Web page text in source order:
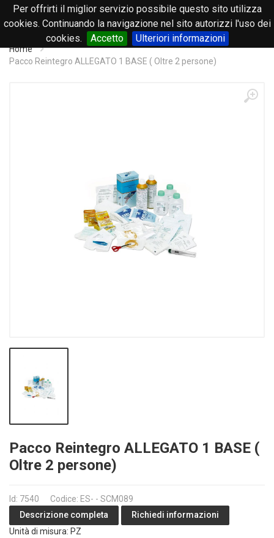
Per offrirti il miglior servizio possibile questo sito utilizza
cookies. Continuando la navigazione nel sito autorizzi l'uso dei
cookies.
Accetto Ulteriori informazioni
0
Home
Pacco Reintegro ALLEGATO 1 BASE ( Oltre 2 persone)
Pacco Reintegro ALLEGATO 1 BASE (
Oltre 2 persone)
Id: 7540
Codice: ES- - SCM089
Descrizione completa
Richiedi informazioni
Unità di misura: PZ